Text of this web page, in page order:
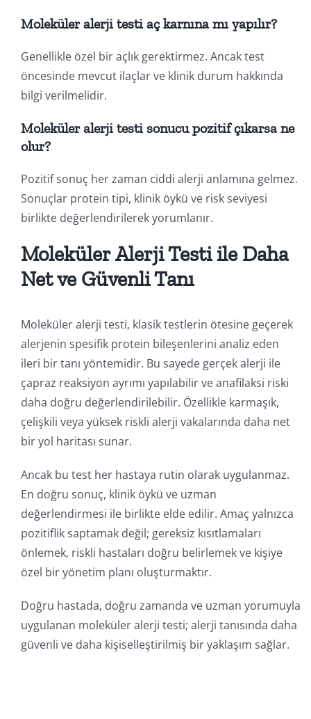
Moleküler alerji testi aç karnına mı yapılır?
Genellikle özel bir açlık gerektirmez. Ancak test
öncesinde mevcut ilaçlar ve klinik durum hakkında
bilgi verilmelidir.
Moleküler alerji testi sonucu pozitif çıkarsa ne
olur?
Pozitif sonuç her zaman ciddi alerji anlamına gelmez.
Sonuçlar protein tipi, klinik öykü ve risk seviyesi
birlikte değerlendirilerek yorumlanır.
Moleküler Alerji Testi ile Daha
Net ve Güvenli Tanı
Moleküler alerji testi, klasik testlerin ötesine geçerek
alerjenin spesifik protein bileşenlerini analiz eden
ileri bir tanı yöntemidir. Bu sayede gerçek alerji ile
çapraz reaksiyon ayrımı yapılabilir ve anafilaksi riski
daha doğru değerlendirilebilir. Özellikle karmaşık,
çelişkili veya yüksek riskli alerji vakalarında daha net
bir yol haritası sunar.
Ancak bu test her hastaya rutin olarak uygulanmaz.
En doğru sonuç, klinik öykü ve uzman
değerlendirmesi ile birlikte elde edilir. Amaç yalnızca
pozitiflik saptamak değil; gereksiz kısıtlamaları
önlemek, riskli hastaları doğru belirlemek ve kişiye
özel bir yönetim planı oluşturmaktır.
Doğru hastada, doğru zamanda ve uzman yorumuyla
uygulanan moleküler alerji testi; alerji tanısında daha
güvenli ve daha kişiselleştirilmiş bir yaklaşım sağlar.